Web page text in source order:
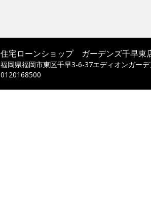
住宅ローンショップ ガーデンズ千早東
福岡県福岡市東区千早3-6-37エディオンガー
0120168500